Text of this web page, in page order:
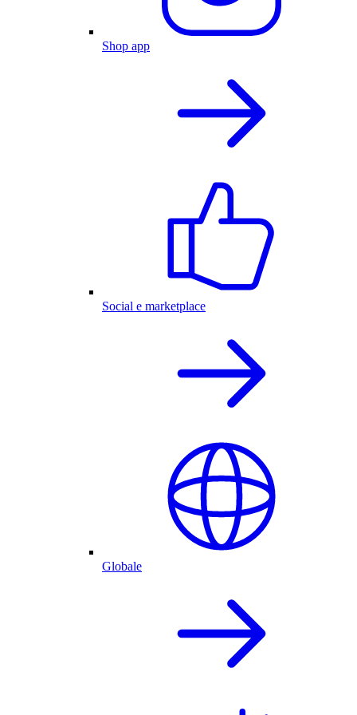
Shop app
Social e marketplace
Globale